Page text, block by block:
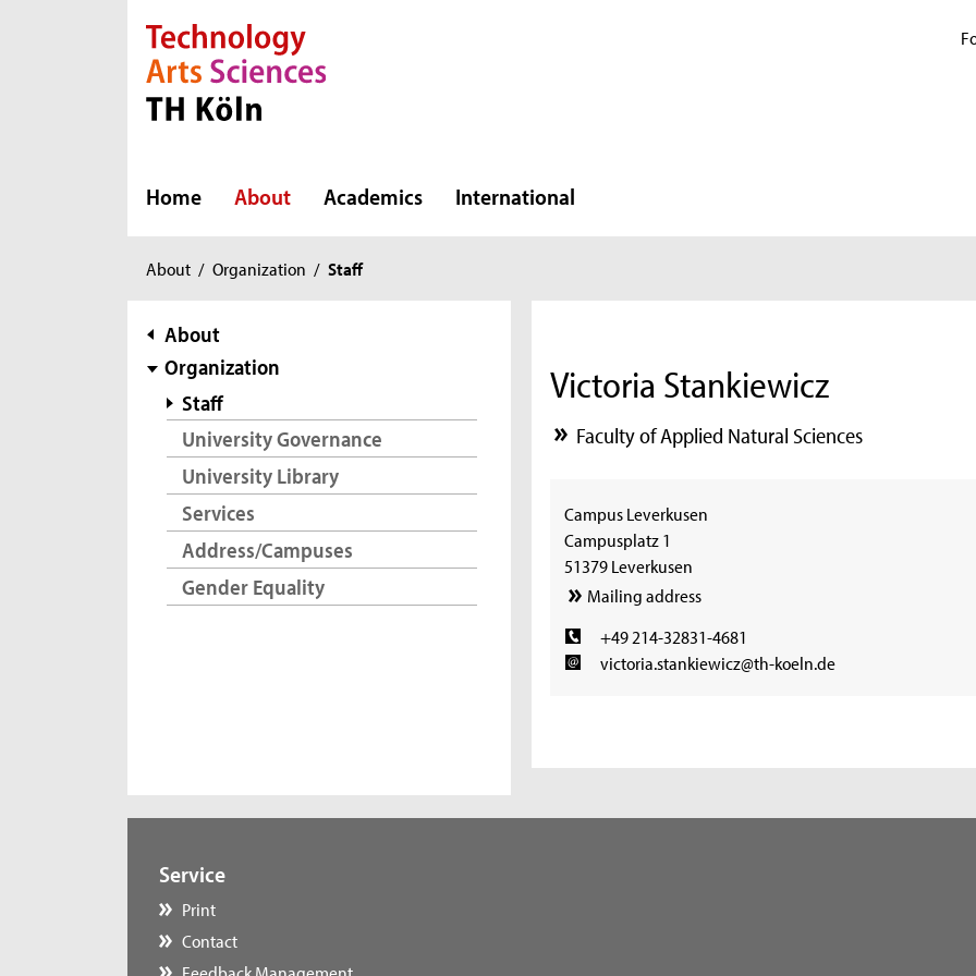
Direkt zur Hauptnavigation
Direkt zur Subnavigation
Direkt zum Inhalt
Direkt zum Fußbereich
Home About Academics International
You
here:
About / Organization / Staff
subnavigation
About
Organization
Staff
University Governance
University Library
Services
Address/Campuses
Gender Equality
Victoria Stankiewicz
Faculty of Applied Natural Sciences
Campus Leverkusen
Campusplatz 1
51379 Leverkusen
Mailing address
+49 214-32831-4681
victoria.stankiewicz@th-koeln.de
Service
Print
Contact